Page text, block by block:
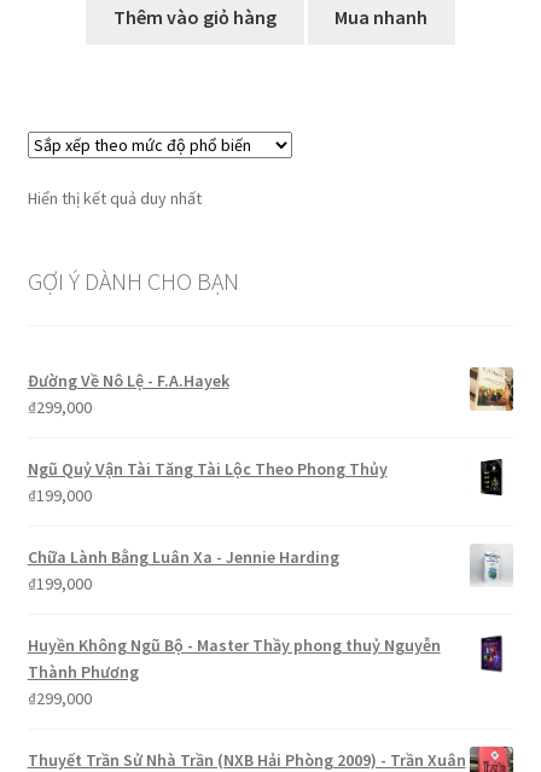
Thêm vào giỏ hàng Mua nhanh
Hiển thị kết quả duy nhất
GỢI Ý DÀNH CHO BẠN
Đường Về Nô Lệ - F.A.Hayek
₫299,000
Ngũ Quỷ Vận Tài Tăng Tài Lộc Theo Phong Thủy
₫199,000
Chữa Lành Bằng Luân Xa - Jennie Harding
₫199,000
Huyền Không Ngũ Bộ - Master Thầy phong thuỷ Nguyễn
Thành Phương
₫299,000
Thuyết Trần Sử Nhà Trần (NXB Hải Phòng 2009) - Trần Xuân